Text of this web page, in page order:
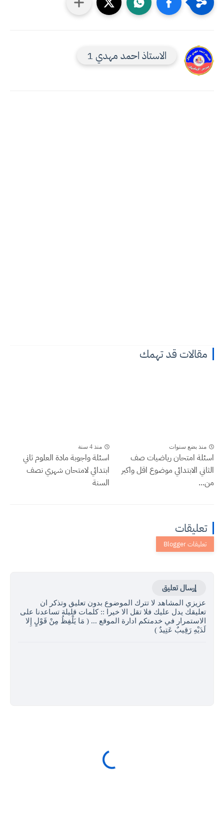
الاستاذ احمد مهدي 1
مقالات قد تهمك
منذ بضع سنوات
اسئلة امتحان رياضيات صف
الثاني الابتدائي موضوع اقل واكبر
من...
منذ 4 سنة
اسئلة واجوبة مادة العلوم ثاني
ابتدائي لامتحان شهري نصف
السنة
تعليقات
إرسال تعليق
عزيزي المشاهد لا تترك الموضوع بدون تعليق وتذكر ان
تعليقك يدل عليك فلا تقل الا خيرا :: كلمات قليلة تساعدنا على
الاستمرار في خدمتكم ادارة الموقع ... ( مَا يَلْفِظُ مِنْ قَوْلٍ إِلا
لَدَيْهِ رَقِيبٌ عَتِيدٌ )